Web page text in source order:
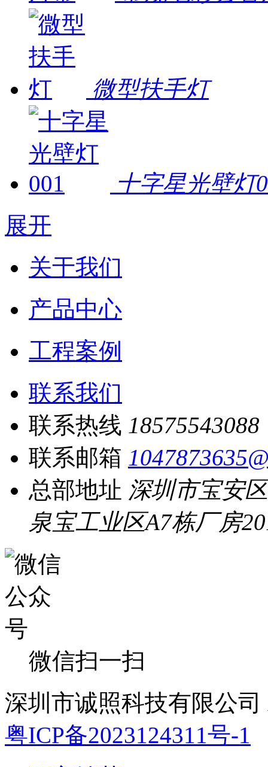
微型扶手灯
十字星光壁灯
展开
关于我们
产品中心
工程案例
联系我们
联系热线 18575543088
联系邮箱
总部地址 深圳市宝安
泉宝工业区A7栋厂房
微信扫一扫
深圳市诚照科技有限公
粤ICP备2023124311号-1